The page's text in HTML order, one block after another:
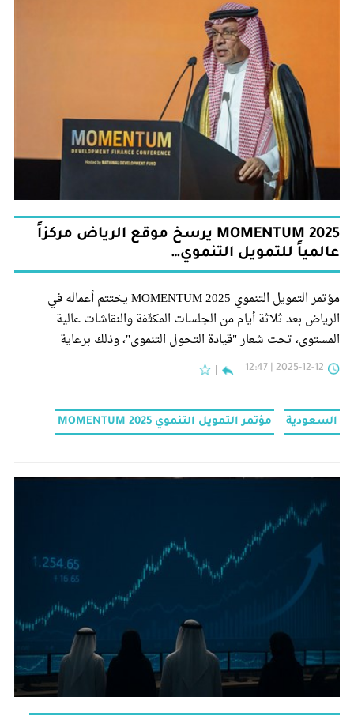
MOMENTUM 2025 يرسخ موقع الرياض مركزاً
عالمياً للتمويل التنموي…
مؤتمر التمويل التنموي MOMENTUM 2025 يختتم أعماله في
الرياض بعد ثلاثة أيام من الجلسات المكثّفة والنقاشات عالية
المستوى، تحت شعار "قيادة التحول التنموي"، وذلك برعاية
صاحب السمو الملكي الأمير محمد بن سلمان بن عبدالعزيز آل
سعود، ولي العهد رئيس مجلس الوزراء ورئيس مجلس إدارة
2025-12-12 | 12:47
السعودية مؤتمر التمويل التنموي 2025 MOMENTUM